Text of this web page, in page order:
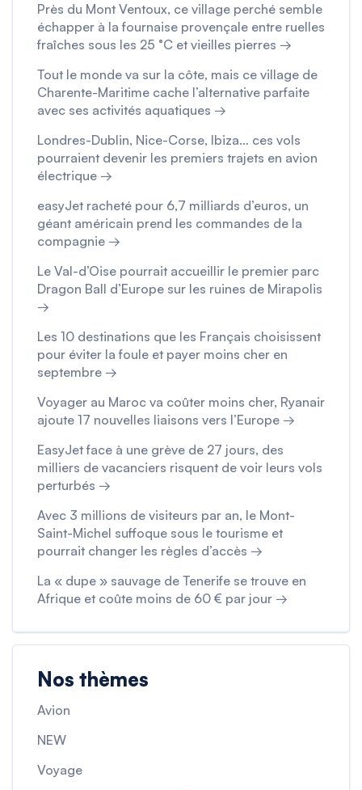
Près du Mont Ventoux, ce village perché semble
échapper à la fournaise provençale entre ruelles
fraîches sous les 25 °C et vieilles pierres →
Tout le monde va sur la côte, mais ce village de
Charente-Maritime cache l’alternative parfaite
avec ses activités aquatiques →
Londres-Dublin, Nice-Corse, Ibiza… ces vols
pourraient devenir les premiers trajets en avion
électrique →
easyJet racheté pour 6,7 milliards d’euros, un
géant américain prend les commandes de la
compagnie →
Le Val-d’Oise pourrait accueillir le premier parc
Dragon Ball d’Europe sur les ruines de Mirapolis
→
Les 10 destinations que les Français choisissent
pour éviter la foule et payer moins cher en
septembre →
Voyager au Maroc va coûter moins cher, Ryanair
ajoute 17 nouvelles liaisons vers l’Europe →
EasyJet face à une grève de 27 jours, des
milliers de vacanciers risquent de voir leurs vols
perturbés →
Avec 3 millions de visiteurs par an, le Mont-
Saint-Michel suffoque sous le tourisme et
pourrait changer les règles d’accès →
La « dupe » sauvage de Tenerife se trouve en
Afrique et coûte moins de 60 € par jour →
Nos thèmes
Avion
NEW
Voyage